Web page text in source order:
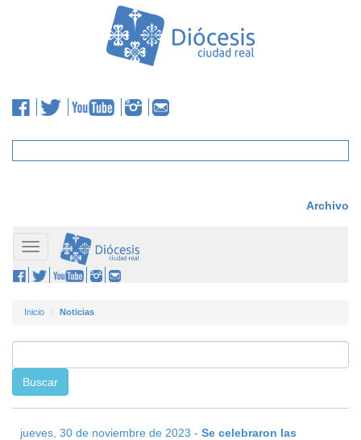
Archivo
Toggle
navigation
Inicio Noticias
jueves, 30 de noviembre de 2023 - Se celebraron las